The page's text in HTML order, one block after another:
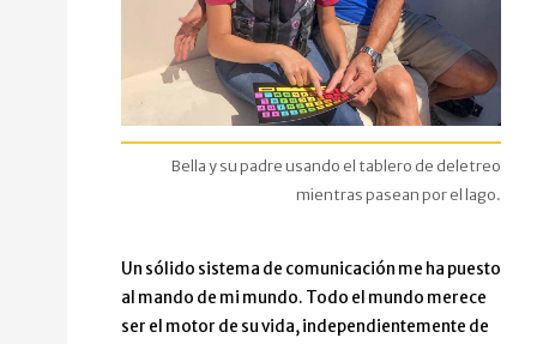
Bella y su padre usando el tablero de deletreo
mientras pasean por el lago.
Un sólido sistema de comunicación me ha puesto
al mando de mi mundo. Todo el mundo merece
ser el motor de su vida, independientemente de